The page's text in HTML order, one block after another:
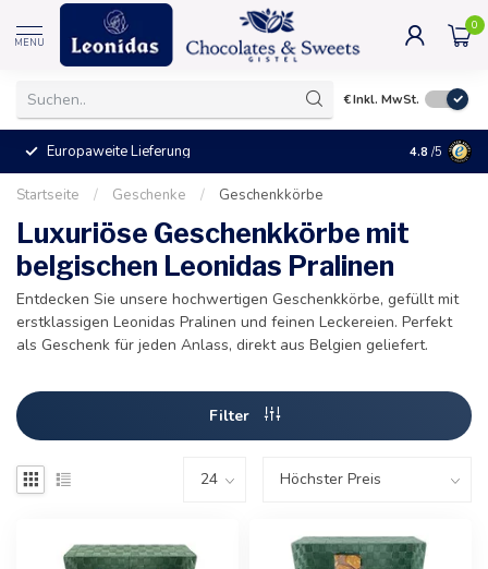
MENU
0
€Inkl. MwSt.
Europaweite Lieferung +25°C =
4.8 /5
Startseite / Geschenke / Geschenkkörbe
Luxuriöse Geschenkkörbe mit
belgischen Leonidas Pralinen
Entdecken Sie unsere hochwertigen Geschenkkörbe, gefüllt mit
erstklassigen Leonidas Pralinen und feinen Leckereien. Perfekt
als Geschenk für jeden Anlass, direkt aus Belgien geliefert.
Filter